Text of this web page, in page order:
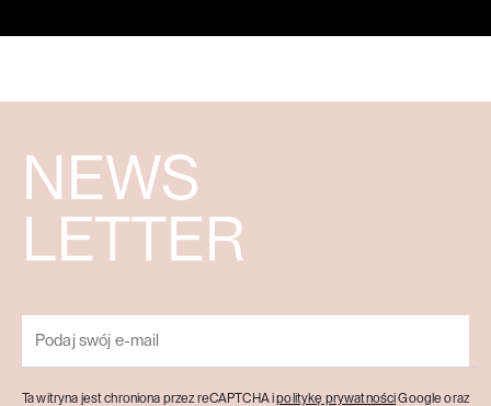
Ta witryna jest chroniona przez reCAPTCHA ipolitykę prywatnościGoogle oraz
NEWS
LETTER